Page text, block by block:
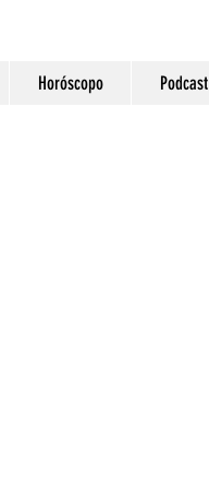
Horóscopo Podcast